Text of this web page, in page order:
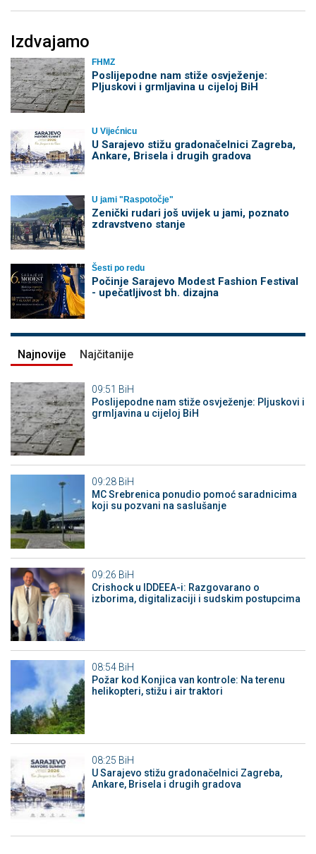
Izdvajamo
FHMZ
Poslijepodne nam stiže osvježenje:
Pljuskovi i grmljavina u cijeloj BiH
U Vijećnicu
U Sarajevo stižu gradonačelnici Zagreba,
Ankare, Brisela i drugih gradova
U jami "Raspotočje"
Zenički rudari još uvijek u jami, poznato
zdravstveno stanje
Šesti po redu
Počinje Sarajevo Modest Fashion Festival
- upečatljivost bh. dizajna
Najnovije Najčitanije
09:51 BiH
Poslijepodne nam stiže osvježenje: Pljuskovi i
grmljavina u cijeloj BiH
09:28 BiH
MC Srebrenica ponudio pomoć saradnicima
koji su pozvani na saslušanje
09:26 BiH
Crishock u IDDEEA-i: Razgovarano o
izborima, digitalizaciji i sudskim postupcima
08:54 BiH
Požar kod Konjica van kontrole: Na terenu
helikopteri, stižu i air traktori
08:25 BiH
U Sarajevo stižu gradonačelnici Zagreba,
Ankare, Brisela i drugih gradova